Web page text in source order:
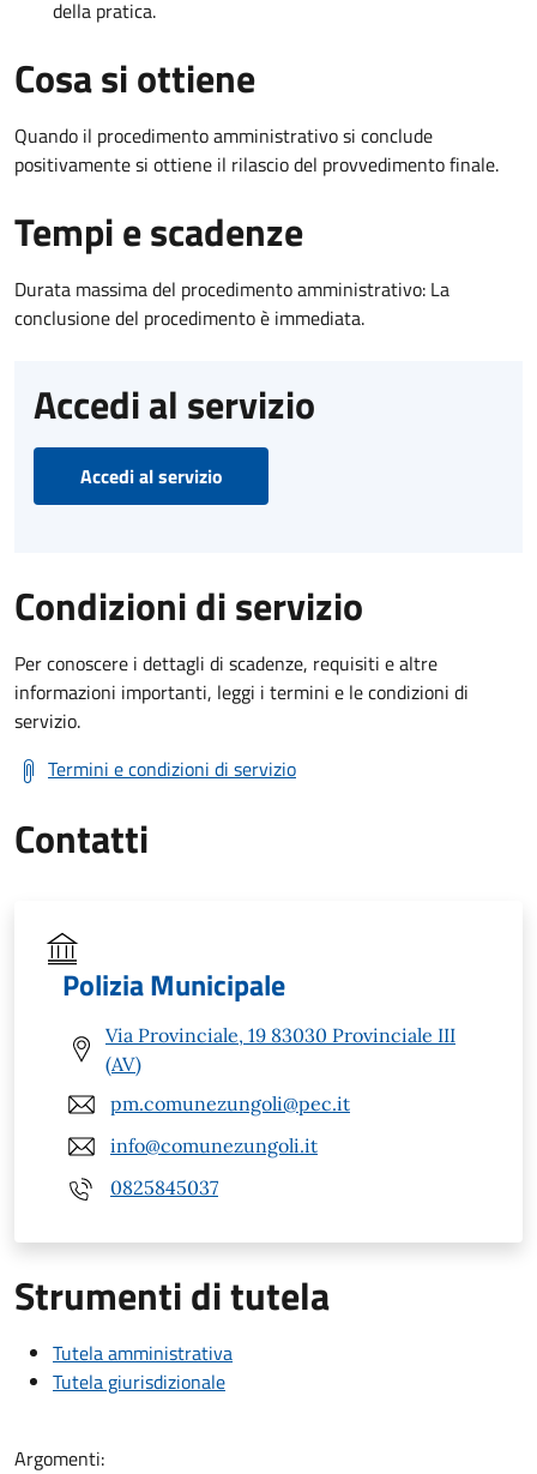
della pratica.
Cosa si ottiene
Quando il procedimento amministrativo si conclude
positivamente si ottiene il rilascio del provvedimento finale.
Tempi e scadenze
Durata massima del procedimento amministrativo: La
conclusione del procedimento è immediata.
Accedi al servizio
Accedi al servizio
Condizioni di servizio
Per conoscere i dettagli di scadenze, requisiti e altre
informazioni importanti, leggi i termini e le condizioni di
servizio.
Termini e condizioni di servizio
Contatti
Polizia Municipale
Via Provinciale, 19 83030 Provinciale III
(AV)
pm.comunezungoli@pec.it
info@comunezungoli.it
0825845037
Strumenti di tutela
Tutela amministrativa
Tutela giurisdizionale
Argomenti: